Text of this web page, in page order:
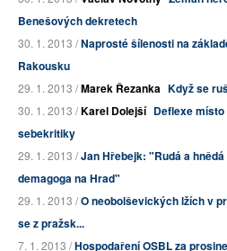
Benešových dekretech
30. 1. 2013 /Naprosté šílenosti na
Rakousku
29. 1. 2013 /Marek Řezanka Když se
30. 1. 2013 /Karel Dolejší Deflexe
sebekritiky
29. 1. 2013 /Jan Hřebejk: "Rudá a
demagoga na Hrad"
29. 1. 2013 /O neobolševických lžích v
se z pražsk...
7. 1. 2013 /Hospodaření OSBL za